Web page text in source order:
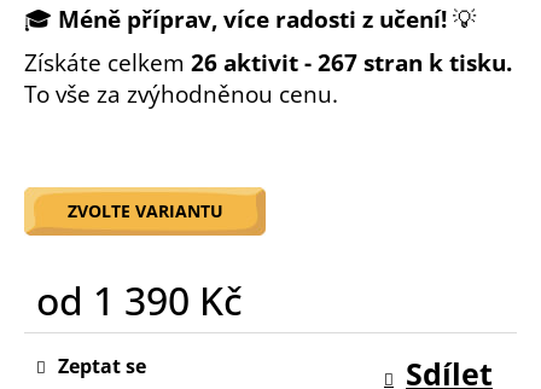
🎓 Méně příprav, více radosti z učení!💡
Získáte celkem 26 aktivit - 267 stran k tisku.
To vše za zvýhodněnou cenu.
ZVOLTE VARIANTU
od 1 390 Kč
Měrná
cena:Zeptat se Sdílet
u
j
e
m